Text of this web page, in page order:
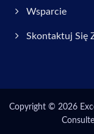
Wsparcie
Skontaktuj Się
Copyright © 2026